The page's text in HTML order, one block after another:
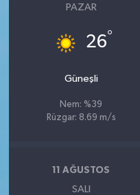
PAZAR
26°
Güneşli
Nem: %39
Rüzgar: 8.69 m/s
11 AĞUSTOS
SALI